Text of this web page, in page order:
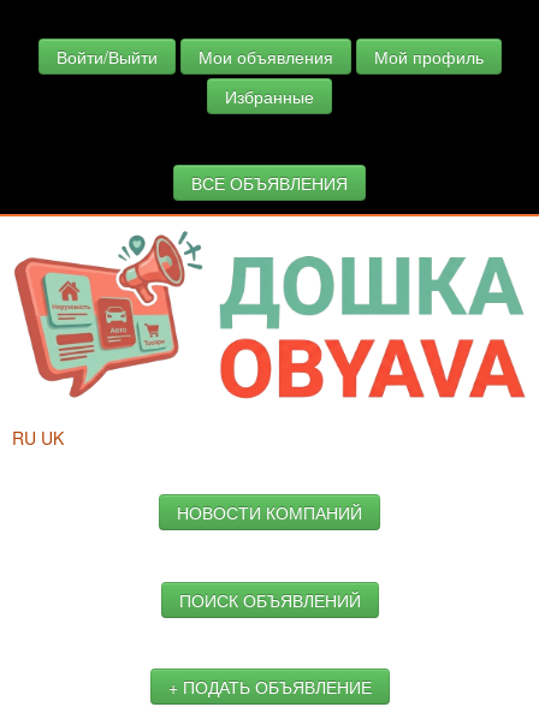
Войти/Выйти Мои объявления
Мой профиль
Избранные
ВСЕ ОБЪЯВЛЕНИЯ
RU UK
НОВОСТИ КОМПАНИЙ
ПОИСК ОБЪЯВЛЕНИЙ
+ ПОДАТЬ ОБЪЯВЛЕНИЕ